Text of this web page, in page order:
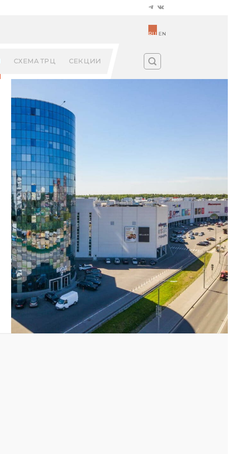
RU EN
СХЕМА ТРЦ СЕКЦИИ